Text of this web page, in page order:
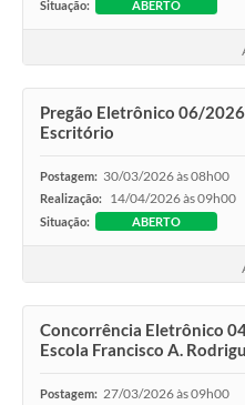
Situação: ABERTO
Pregão Eletrônico 06/
Escritório
Postagem: 30/03/2026 às 08h00
Realização: 14/04/2026 às 09h00
Situação: ABERTO
Concorrência Eletrônico
Escola Francisco A.
Postagem: 27/03/2026 às 09h00